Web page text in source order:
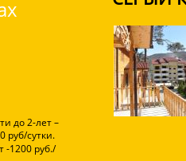
до 2-лет –
руб/сутки.
-1200 руб./